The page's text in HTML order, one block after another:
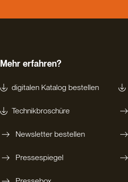
Mehr erfahren?
digitalen Katalog bestellen
Technikbroschüre
Newsletter bestellen
Pressespiegel